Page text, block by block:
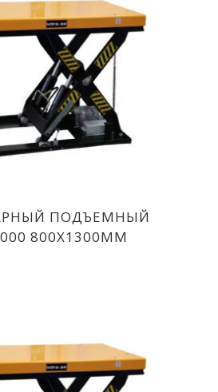
ПОДЪЕМНЫЙ
800X1300MM